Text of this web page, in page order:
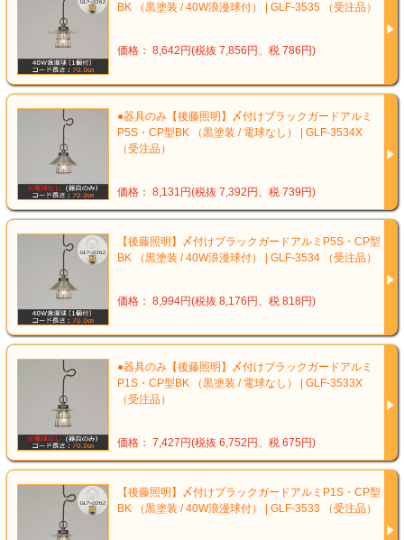
BK （黒塗装 / 40W浪漫球付） | GLF-3535 （受注品）
価格： 8,642円(税抜 7,856円、税 786円)
●器具のみ【後藤照明】〆付けブラックガードアルミ
P5S・CP型BK （黒塗装 / 電球なし） | GLF-3534X
（受注品）
価格： 8,131円(税抜 7,392円、税 739円)
【後藤照明】〆付けブラックガードアルミP5S・CP型
BK （黒塗装 / 40W浪漫球付） | GLF-3534 （受注品）
価格： 8,994円(税抜 8,176円、税 818円)
●器具のみ【後藤照明】〆付けブラックガードアルミ
P1S・CP型BK （黒塗装 / 電球なし） | GLF-3533X
（受注品）
価格： 7,427円(税抜 6,752円、税 675円)
【後藤照明】〆付けブラックガードアルミP1S・CP型
BK （黒塗装 / 40W浪漫球付） | GLF-3533 （受注品）